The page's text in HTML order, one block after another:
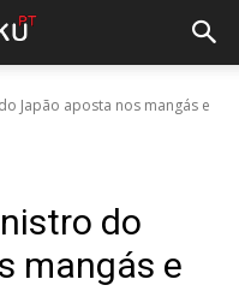
Japão aposta nos mangás e
do
mangás e